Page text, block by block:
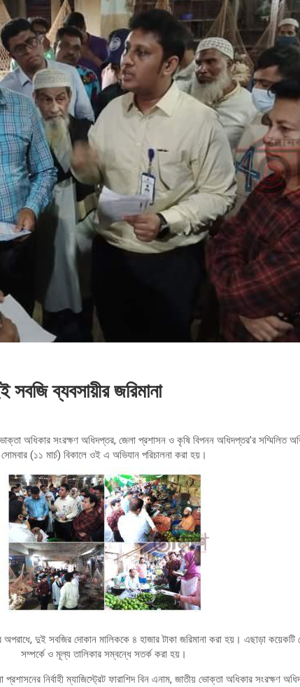
সবজি ব্যবসায়ীর জরিমানা
অধিকার সংরক্ষণ অধিদপ্তর, জেলা প্রশাসন ও কৃষি বিপনন অধিদপ্তর’র সম্মিলিত
সোমবার (১১ মার্চ) বিকালে ওই এ অভিযান পরিচালনা করা হয়।
দুই সবজির দোকান মালিককে ৪ হাজার টাকা জরিমানা করা হয়। এছাড়া কয়েকটি
সম্পর্কে ও মূল্য তালিকার সম্বন্ধে সতর্ক করা হয়।
নির্বাহী ম্যাজিস্ট্রেট ফারাশিদ বিন এনাম, জাতীয় ভোক্তা অধিকার সংরক্ষণ